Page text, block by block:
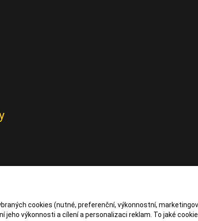
cookies (nutné, preferenční, výkonnostní,
jeho výkonnosti a cílení a personalizaci reklam. To jaké